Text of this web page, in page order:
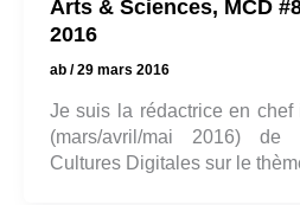
Arts & Sciences, MCD
2016
ab /29 mars 2016
Je suis la rédactrice en chef
(mars/avril/mai 2016) de
Cultures Digitales sur le